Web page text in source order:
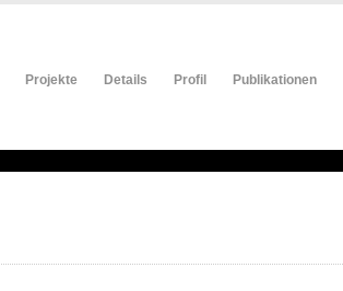
Projekte Details Profil Publikationen